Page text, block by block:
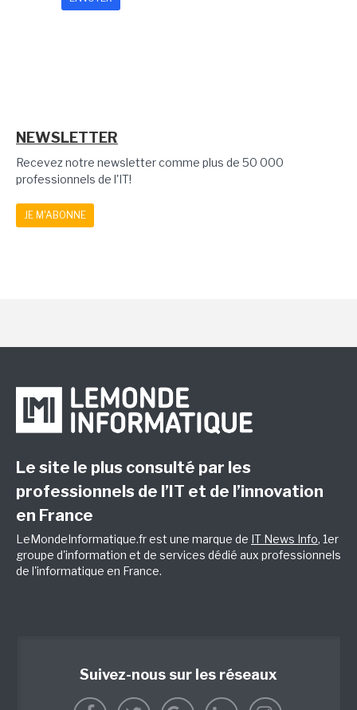
NEWSLETTER
Recevez notre newsletter comme plus de 50 000
professionnels de l'IT!
JE M'ABONNE
Le site le plus consulté par les
professionnels de l’IT et de l’innovation
en France
LeMondeInformatique.fr est une marque de IT News Info, 1er
groupe d'information et de services dédié aux professionnels
de l'informatique en France.
Suivez-nous sur les réseaux